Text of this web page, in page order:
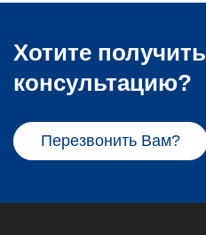
Xотите получить
консультацию?
Перезвонить Вам?